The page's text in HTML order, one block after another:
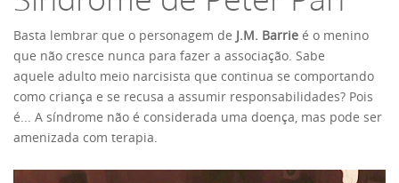
Basta lembrar que o personagem de J.M. Barrie é o menino
que não cresce nunca para fazer a associação. Sabe
aquele adulto meio narcisista que continua se comportando
como criança e se recusa a assumir responsabilidades? Pois
é... A síndrome não é considerada uma doença, mas pode ser
amenizada com terapia.